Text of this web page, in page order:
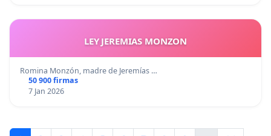
LEY JEREMIAS MONZON
Romina Monzón, madre de Jeremías …
50 900 firmas
7 Jan 2026